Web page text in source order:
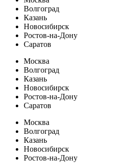
Волгоград
Казань
Новосибирск
Ростов-на-Дону
Саратов
Москва
Волгоград
Казань
Новосибирск
Ростов-на-Дону
Саратов
Москва
Волгоград
Казань
Новосибирск
Ростов-на-Дону